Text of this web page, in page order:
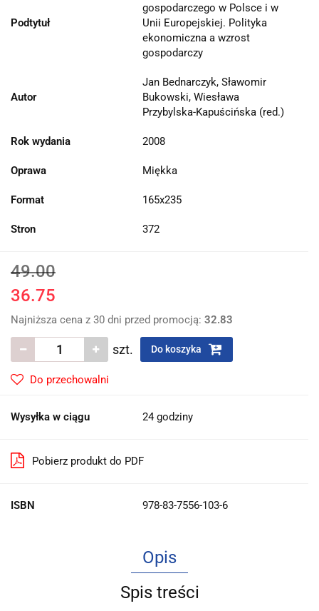
Podtytuł
gospodarczego w Polsce i w
Unii Europejskiej. Polityka
ekonomiczna a wzrost
gospodarczy
Autor
Jan Bednarczyk, Sławomir
Bukowski, Wiesława
Przybylska-Kapuścińska (red.)
Rok wydania 2008
Oprawa Miękka
Format 165x235
Stron 372
49.00
36.75
Najniższa cena z 30 dni przed promocją: 32.83
szt. Do koszyka
Do przechowalni
Wysyłka w ciągu 24 godziny
Pobierz produkt do PDF
ISBN 978-83-7556-103-6
Opis
Spis treści